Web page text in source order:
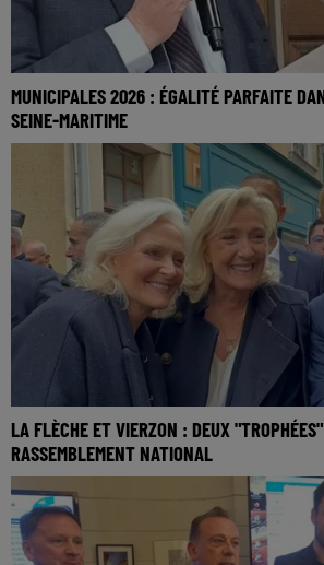
MUNICIPALES 2026 : ÉGALITÉ PARFAITE
SEINE-MARITIME
LA FLÈCHE ET VIERZON : DEUX
RASSEMBLEMENT NATIONAL